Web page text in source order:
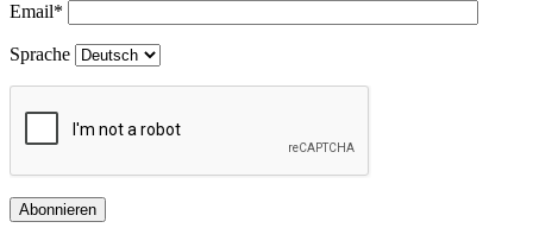
Email*
Sprache
Abonnieren